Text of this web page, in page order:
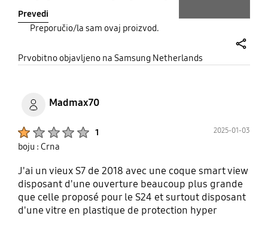
geregeld
Prevedi
Preporučio/la sam ovaj proizvod.
Prvobitno objavljeno na Samsung Netherlands
Madmax70
1 2025-01-03
boju : Crna
J'ai un vieux S7 de 2018 avec une coque smart view
disposant d'une ouverture beaucoup plus grande
que celle proposé pour le S24 et surtout disposant
d'une vitre en plastique de protection hyper